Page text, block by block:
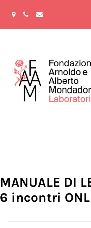
MANUALE DI
6 incontri